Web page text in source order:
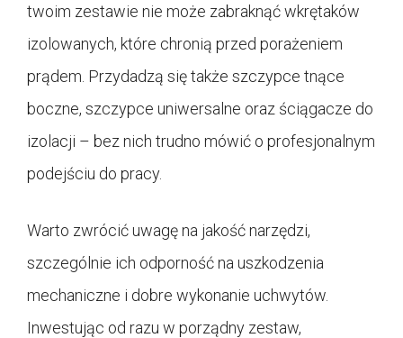
twoim zestawie nie może zabraknąć wkrętaków
izolowanych, które chronią przed porażeniem
prądem. Przydadzą się także szczypce tnące
boczne, szczypce uniwersalne oraz ściągacze do
izolacji – bez nich trudno mówić o profesjonalnym
podejściu do pracy.
Warto zwrócić uwagę na jakość narzędzi,
szczególnie ich odporność na uszkodzenia
mechaniczne i dobre wykonanie uchwytów.
Inwestując od razu w porządny zestaw,